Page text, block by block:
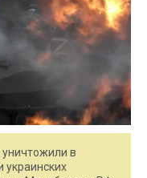
в
украинских